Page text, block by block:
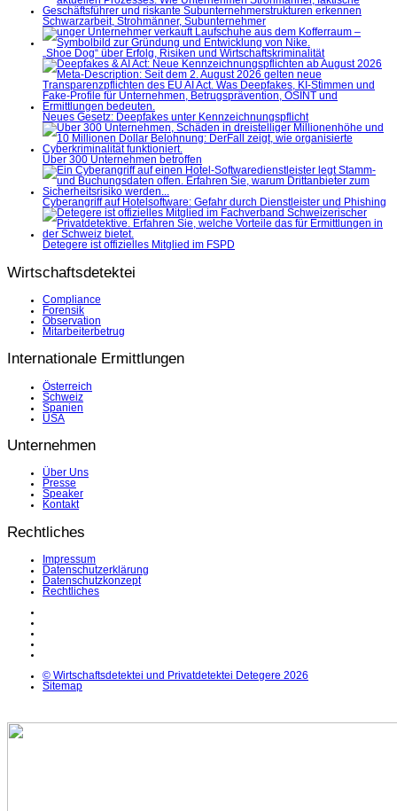
Schwarzarbeit, Strohmänner, Subunternehmer
„Shoe Dog“ über Erfolg, Risiken und Wirtschaftskriminalität
Neues Gesetz: Deepfakes unter Kennzeichnungspflicht
Über 300 Unternehmen betroffen
Cyberangriff auf Hotelsoftware: Gefahr durch Dienstleister und Phishing
Detegere ist offizielles Mitglied im FSPD
Wirtschaftsdetektei
Compliance
Forensik
Observation
Mitarbeiterbetrug
Internationale Ermittlungen
Österreich
Schweiz
Spanien
USA
Unternehmen
Über Uns
Presse
Speaker
Kontakt
Rechtliches
Impressum
Datenschutzerklärung
Datenschutzkonzept
Rechtliches
© Wirtschaftsdetektei und Privatdetektei Detegere 2026
Sitemap